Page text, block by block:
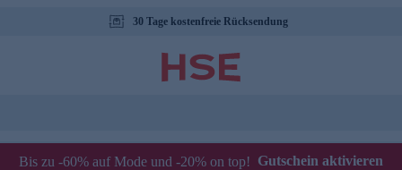
30 Tage kostenfreie Rücksendung
Bis zu -60% auf Mode und -20% on top! Gutschein aktivieren